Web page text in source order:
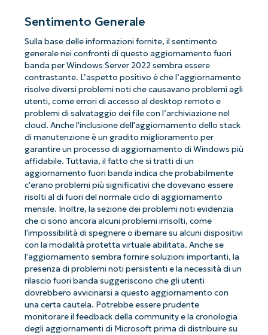
Sentimento Generale
Sulla base delle informazioni fornite, il sentimento
generale nei confronti di questo aggiornamento fuori
banda per Windows Server 2022 sembra essere
contrastante. L’aspetto positivo è che l’aggiornamento
risolve diversi problemi noti che causavano problemi agli
utenti, come errori di accesso al desktop remoto e
problemi di salvataggio dei file con l’archiviazione nel
cloud. Anche l'inclusione dell'aggiornamento dello stack
di manutenzione è un gradito miglioramento per
garantire un processo di aggiornamento di Windows più
affidabile. Tuttavia, il fatto che si tratti di un
aggiornamento fuori banda indica che probabilmente
c'erano problemi più significativi che dovevano essere
risolti al di fuori del normale ciclo di aggiornamento
mensile. Inoltre, la sezione dei problemi noti evidenzia
che ci sono ancora alcuni problemi irrisolti, come
l'impossibilità di spegnere o ibernare su alcuni dispositivi
con la modalità protetta virtuale abilitata. Anche se
l'aggiornamento sembra fornire soluzioni importanti, la
presenza di problemi noti persistenti e la necessità di un
rilascio fuori banda suggeriscono che gli utenti
dovrebbero avvicinarsi a questo aggiornamento con
una certa cautela. Potrebbe essere prudente
monitorare il feedback della community e la cronologia
degli aggiornamenti di Microsoft prima di distribuire su